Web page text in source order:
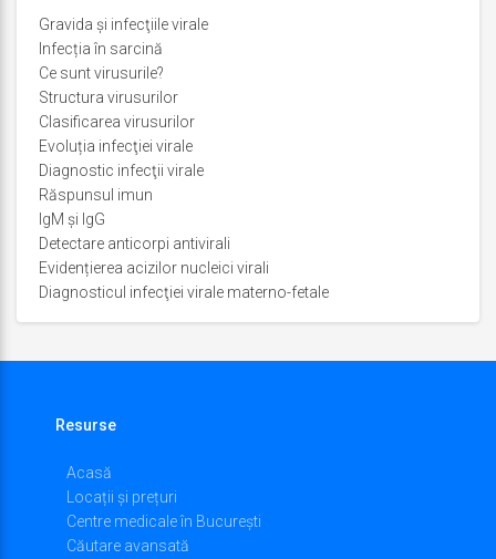
Gravida şi infecţiile virale
Infecția în sarcină
Ce sunt virusurile?
Structura virusurilor
Clasificarea virusurilor
Evoluția infecţiei virale
Diagnostic infecţii virale
Răspunsul imun
IgM şi IgG
Detectare anticorpi antivirali
Evidențierea acizilor nucleici virali
Diagnosticul infecţiei virale materno-fetale
Resurse
Acasă
Locații și prețuri
Centre medicale în București
Căutare avansată